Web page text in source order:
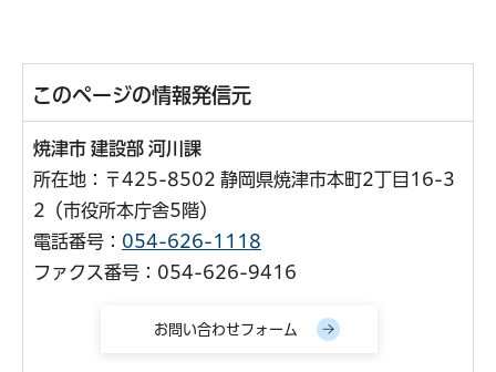
このページの情報発信元
焼津市 建設部 河川課
所在地：〒425-8502 静岡県焼津市本町2丁目16-3
2（市役所本庁舎5階）
電話番号： 054-626-1118
ファクス番号：054-626-9416